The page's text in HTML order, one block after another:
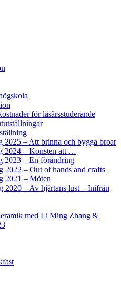
för läsårsstuderande
2025 – Att brinna och bygga broar
2024 – Konsten att …
2023 – En förändring
2022 – Out of hands and crafts
2021 – Möten
2020 – Av hjärtans lust – Inifrån
med Li Ming Zhang &